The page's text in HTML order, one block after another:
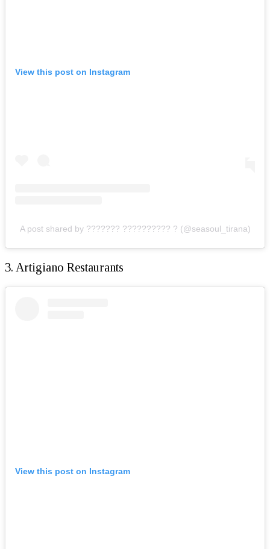
View this post on Instagram
A post shared by ??????? ?????????? ? (@seasoul_tirana)
3. Artigiano Restaurants
View this post on Instagram